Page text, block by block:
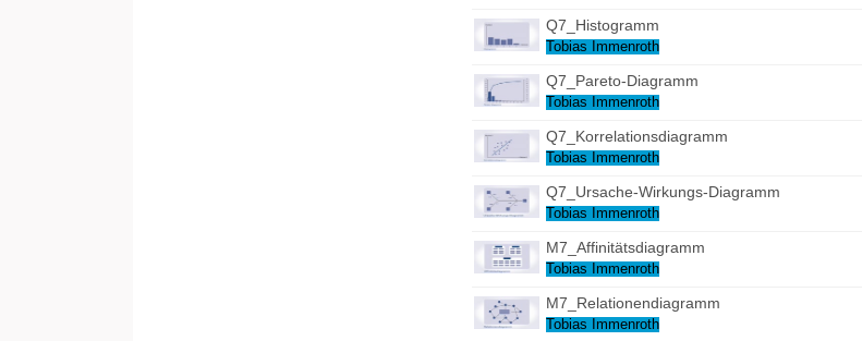
Q7_Histogramm
Tobias Immenroth
Q7_Pareto-Diagramm
Tobias Immenroth
Q7_Korrelationsdiagramm
Tobias Immenroth
Q7_Ursache-Wirkungs-Diagramm
Tobias Immenroth
M7_Affinitätsdiagramm
Tobias Immenroth
M7_Relationendiagramm
Tobias Immenroth